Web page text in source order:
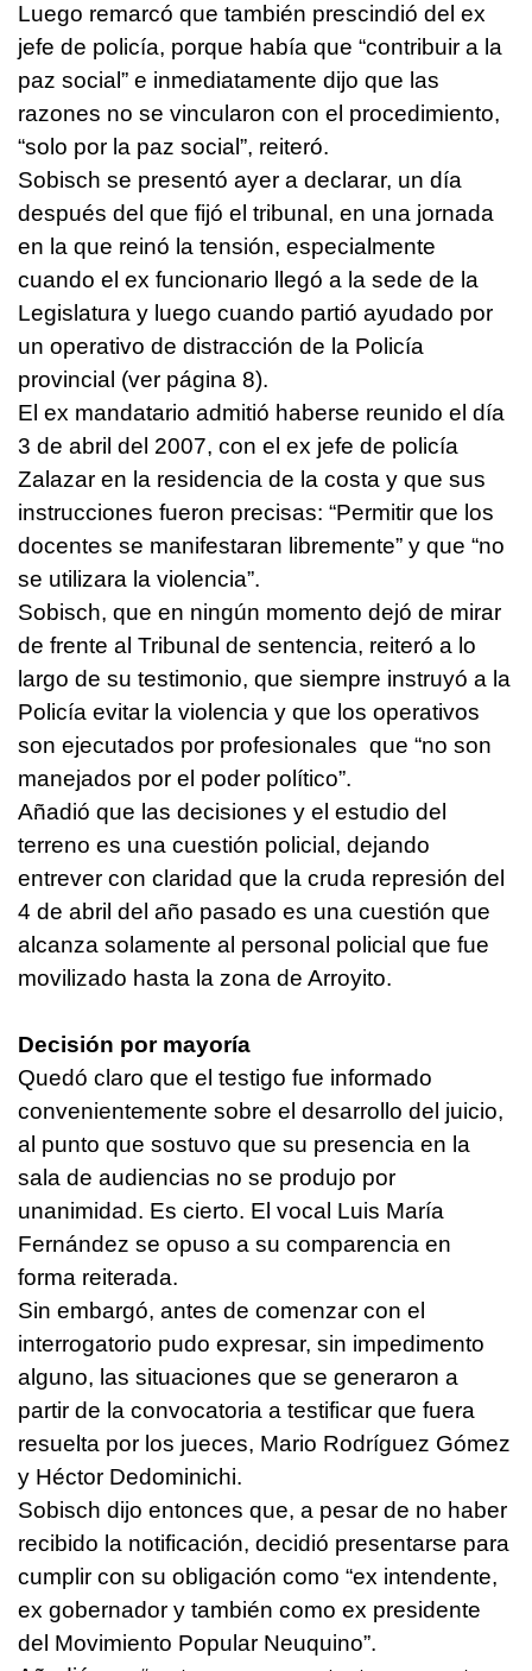
Luego remarcó que también prescindió del ex
jefe de policía, porque había que “contribuir a la
paz social” e inmediatamente dijo que las
razones no se vincularon con el procedimiento,
“solo por la paz social”, reiteró.
Sobisch se presentó ayer a declarar, un día
después del que fijó el tribunal, en una jornada
en la que reinó la tensión, especialmente
cuando el ex funcionario llegó a la sede de la
Legislatura y luego cuando partió ayudado por
un operativo de distracción de la Policía
provincial (ver página 8).
El ex mandatario admitió haberse reunido el día
3 de abril del 2007, con el ex jefe de policía
Zalazar en la residencia de la costa y que sus
instrucciones fueron precisas: “Permitir que los
docentes se manifestaran libremente” y que “no
se utilizara la violencia”.
Sobisch, que en ningún momento dejó de mirar
de frente al Tribunal de sentencia, reiteró a lo
largo de su testimonio, que siempre instruyó a la
Policía evitar la violencia y que los operativos
son ejecutados por profesionales que “no son
manejados por el poder político”.
Añadió que las decisiones y el estudio del
terreno es una cuestión policial, dejando
entrever con claridad que la cruda represión del
4 de abril del año pasado es una cuestión que
alcanza solamente al personal policial que fue
movilizado hasta la zona de Arroyito.
Decisión por mayoría
Quedó claro que el testigo fue informado
convenientemente sobre el desarrollo del juicio,
al punto que sostuvo que su presencia en la
sala de audiencias no se produjo por
unanimidad. Es cierto. El vocal Luis María
Fernández se opuso a su comparencia en
forma reiterada.
Sin embargó, antes de comenzar con el
interrogatorio pudo expresar, sin impedimento
alguno, las situaciones que se generaron a
partir de la convocatoria a testificar que fuera
resuelta por los jueces, Mario Rodríguez Gómez
y Héctor Dedominichi.
Sobisch dijo entonces que, a pesar de no haber
recibido la notificación, decidió presentarse para
cumplir con su obligación como “ex intendente,
ex gobernador y también como ex presidente
del Movimiento Popular Neuquino”.